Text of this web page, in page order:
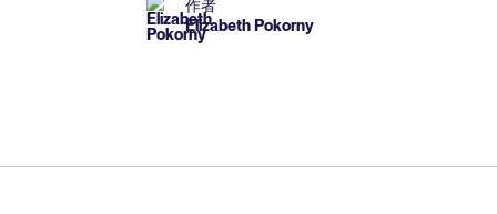
作者
Elizabeth Pokorny